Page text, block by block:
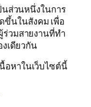
นส่วนหนึ่งในการ
ขึ้นในสังคม เพื่อ
วมสายงานที่ทำ
เดียวกัน
อหาในเว็บไซต์นี้